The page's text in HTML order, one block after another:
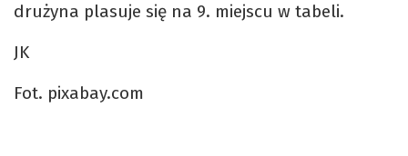
drużyna plasuje się na 9. miejscu w tabeli.
JK
Fot. pixabay.com